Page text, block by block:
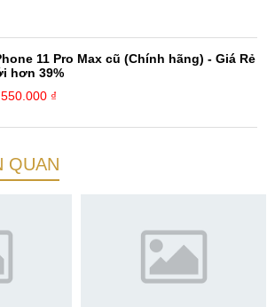
11 Pro Max cũ (Chính hãng) - Giá Rẻ
hơn 39%
₫
QUAN